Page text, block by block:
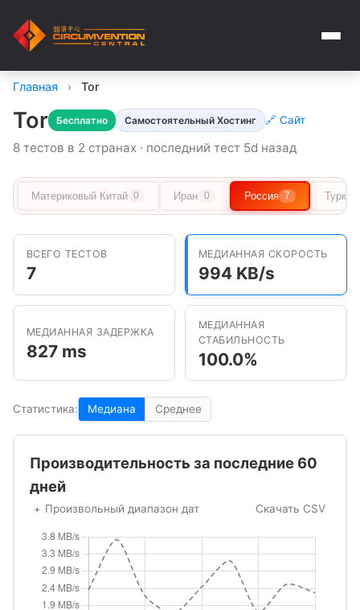
Главная › Tor
Tor Бесплатно Самостоятельный Хостинг 🔗 Сайт
8 тестов в 2 странах · последний тест 5d назад
Материковый Китай 0 Иран 0 Россия 7
ВСЕГО ТЕСТОВ
7
МЕДИАННАЯ СКОРОСТЬ
994 KB/s
МЕДИАННАЯ ЗАДЕРЖКА
827 ms
МЕДИАННАЯ
СТАБИЛЬНОСТЬ
100.0%
Статистика: Медиана Среднее
Производительность за последние 60
дней
Произвольный диапазон дат Скачать CSV